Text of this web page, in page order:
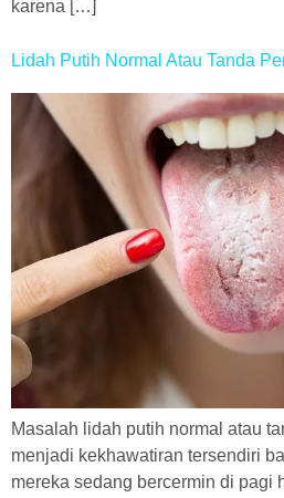
karena […]
Lidah Putih Normal Atau Tanda
Masalah lidah putih normal atau
menjadi kekhawatiran tersendiri
mereka sedang bercermin di pagi